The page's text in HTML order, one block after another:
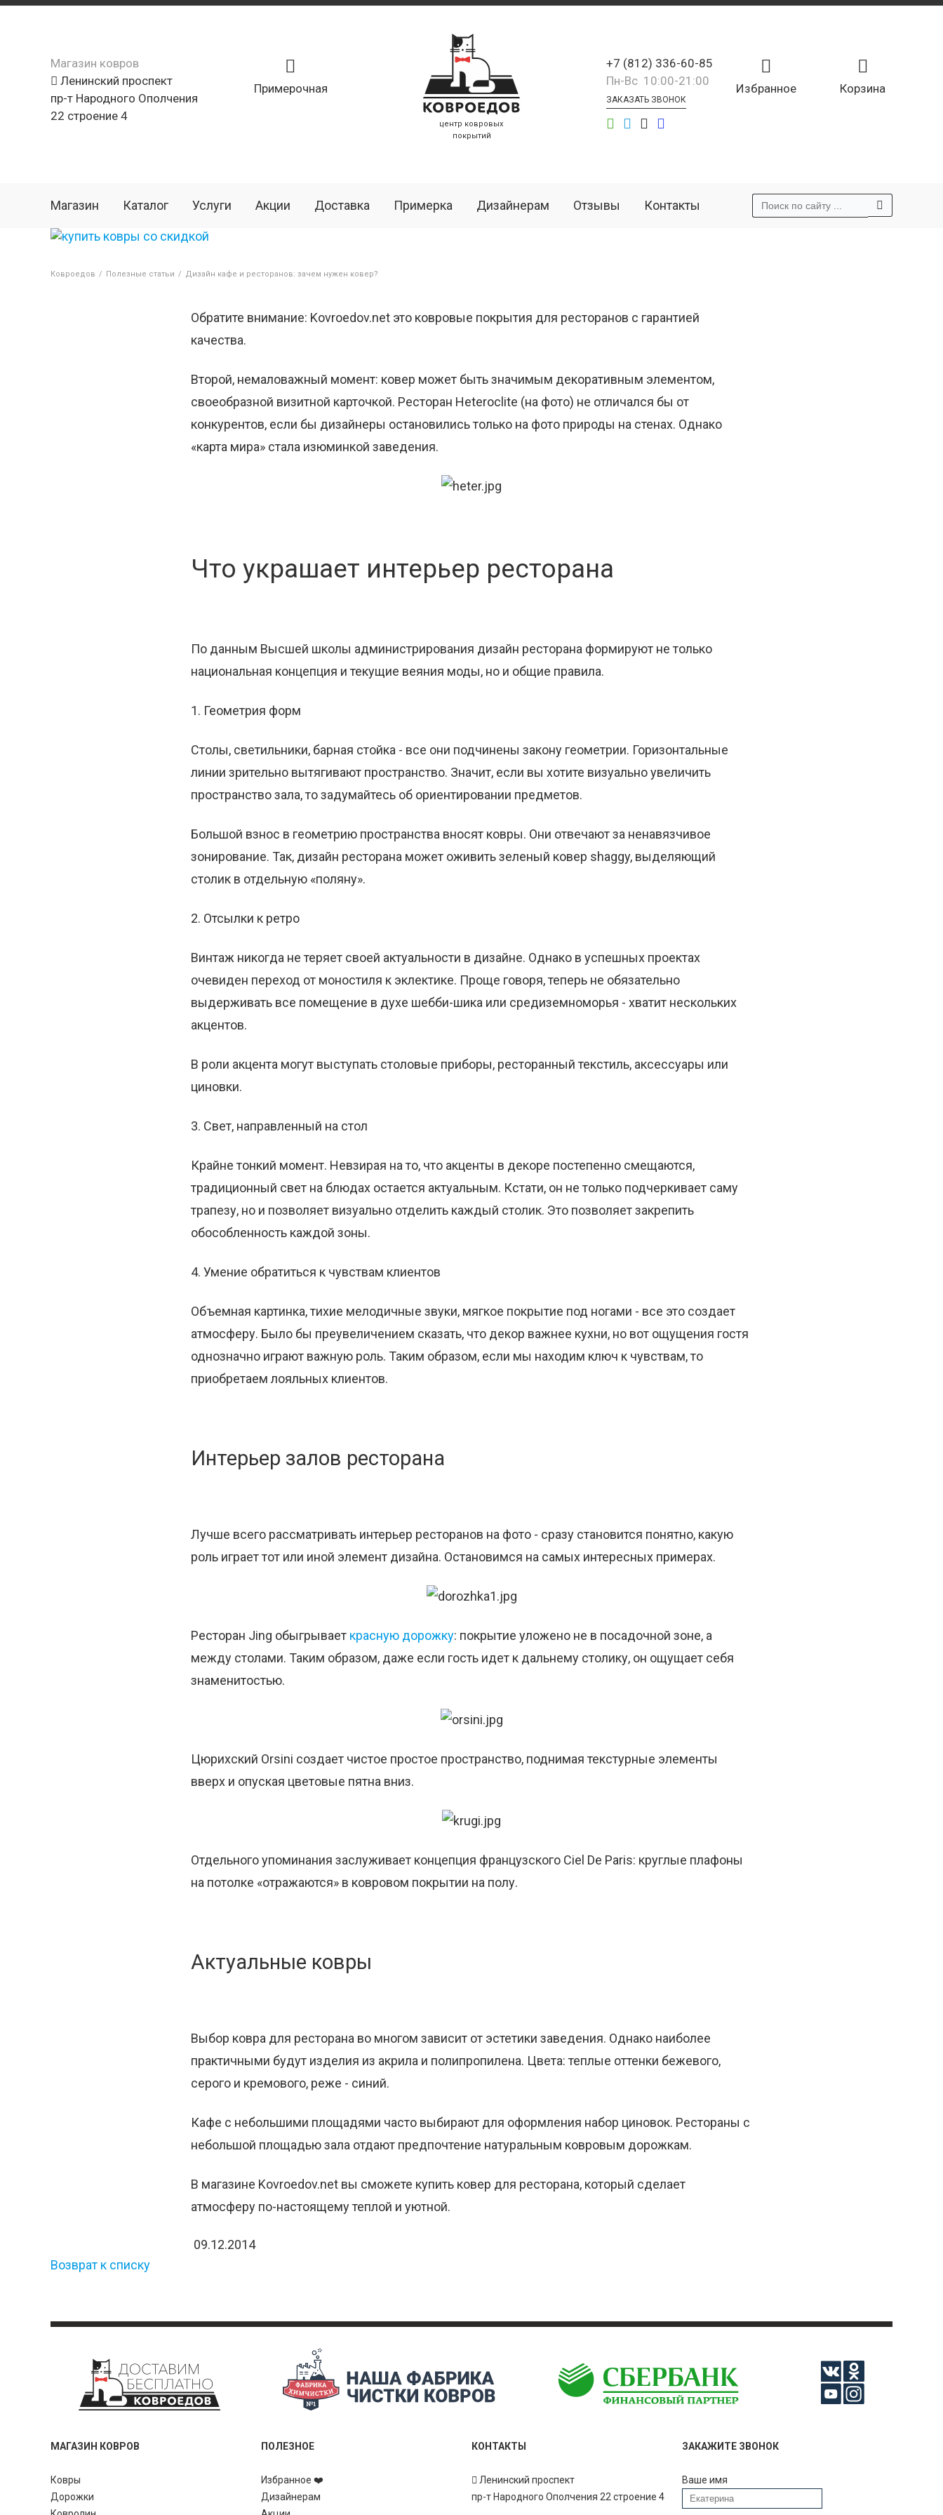
Магазин ковров
Ленинский проспект
пр-т Народного Ополчения
22 строение 4
Примерочная
центр ковровых
покрытий
Корзина
Избранное
+7 (812) 336-60-85
Пн-Вс 10:00-21:00
ЗАКАЗАТЬ ЗВОНОК
Магазин Каталог Услуги Акции Доставка Примерка Дизайнерам Отзывы Контакты
Ковроедов / Полезные статьи / Дизайн кафе и ресторанов: зачем нужен ковер?
Обратите внимание: Kovroedov.net это ковровые покрытия для ресторанов с гарантией
качества.
Второй, немаловажный момент: ковер может быть значимым декоративным элементом,
своеобразной визитной карточкой. Ресторан Heteroclite (на фото) не отличался бы от
конкурентов, если бы дизайнеры остановились только на фото природы на стенах. Однако
«карта мира» стала изюминкой заведения.
Что украшает интерьер ресторана
По данным Высшей школы администрирования дизайн ресторана формируют не только
национальная концепция и текущие веяния моды, но и общие правила.
1. Геометрия форм
Столы, светильники, барная стойка - все они подчинены закону геометрии. Горизонтальные
линии зрительно вытягивают пространство. Значит, если вы хотите визуально увеличить
пространство зала, то задумайтесь об ориентировании предметов.
Большой взнос в геометрию пространства вносят ковры. Они отвечают за ненавязчивое
зонирование. Так, дизайн ресторана может оживить зеленый ковер shaggy, выделяющий
столик в отдельную «поляну».
2. Отсылки к ретро
Винтаж никогда не теряет своей актуальности в дизайне. Однако в успешных проектах
очевиден переход от моностиля к эклектике. Проще говоря, теперь не обязательно
выдерживать все помещение в духе шебби-шика или средиземноморья - хватит нескольких
акцентов.
В роли акцента могут выступать столовые приборы, ресторанный текстиль, аксессуары или
циновки.
3. Свет, направленный на стол
Крайне тонкий момент. Невзирая на то, что акценты в декоре постепенно смещаются,
традиционный свет на блюдах остается актуальным. Кстати, он не только подчеркивает саму
трапезу, но и позволяет визуально отделить каждый столик. Это позволяет закрепить
обособленность каждой зоны.
4. Умение обратиться к чувствам клиентов
Объемная картинка, тихие мелодичные звуки, мягкое покрытие под ногами - все это создает
атмосферу. Было бы преувеличением сказать, что декор важнее кухни, но вот ощущения гостя
однозначно играют важную роль. Таким образом, если мы находим ключ к чувствам, то
приобретаем лояльных клиентов.
Интерьер залов ресторана
Лучше всего рассматривать интерьер ресторанов на фото - сразу становится понятно, какую
роль играет тот или иной элемент дизайна. Остановимся на самых интересных примерах.
Ресторан Jing обыгрывает красную дорожку: покрытие уложено не в посадочной зоне, а
между столами. Таким образом, даже если гость идет к дальнему столику, он ощущает себя
знаменитостью.
Цюрихский Orsini создает чистое простое пространство, поднимая текстурные элементы
вверх и опуская цветовые пятна вниз.
Отдельного упоминания заслуживает концепция французского Ciel De Paris: круглые плафоны
на потолке «отражаются» в ковровом покрытии на полу.
Актуальные ковры
Выбор ковра для ресторана во многом зависит от эстетики заведения. Однако наиболее
практичными будут изделия из акрила и полипропилена. Цвета: теплые оттенки бежевого,
серого и кремового, реже - синий.
Кафе с небольшими площадями часто выбирают для оформления набор циновок. Рестораны с
небольшой площадью зала отдают предпочтение натуральным ковровым дорожкам.
В магазине Kovroedov.net вы сможете купить ковер для ресторана, который сделает
атмосферу по-настоящему теплой и уютной.
09.12.2014
Возврат к списку
МАГАЗИН КОВРОВ
Ковры
Дорожки
ПОЛЕЗНОЕ
Избранное ❤️
Дизайнерам
КОНТАКТЫ
Ленинский проспект
пр-т Народного Ополчения 22 строение 4
ЗАКАЖИТЕ ЗВОНОК
Ваше имя